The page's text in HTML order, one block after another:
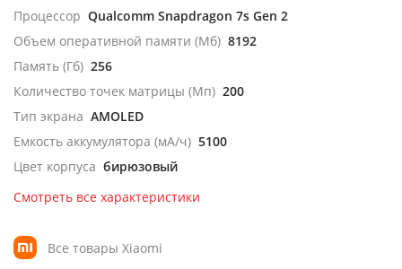
Процессор Qualcomm Snapdragon 7s Gen 2
Объем оперативной памяти (Мб) 8192
Память (Гб) 256
Количество точек матрицы (Мп) 200
Тип экрана AMOLED
Емкость аккумулятора (мА/ч) 5100
Цвет корпуса бирюзовый
Смотреть все характеристики
Все товары Xiaomi